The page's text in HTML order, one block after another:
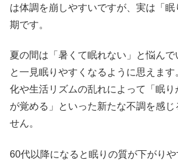
は体調を崩しやすいですが、実は「
期です。
夏の間は「暑くて眠れない」と悩ん
と一見眠りやすくなるように思えま
化や生活リズムの乱れによって「眠り
が覚める」といった新たな不調を感じ
せん。
60代以降になると眠りの質が下がり